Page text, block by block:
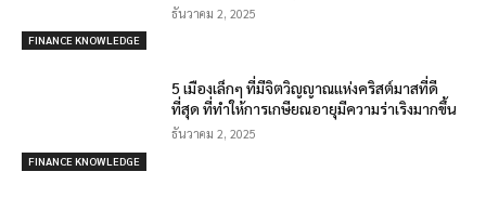
FINANCE KNOWLEDGE
ธันวาคม 2, 2025
FINANCE KNOWLEDGE
5 เมืองเล็กๆ ที่มีจิตวิญญาณแห่งคริสต์มาสที่ดี
ที่สุด ที่ทำให้การเกษียณอายุมีความร่าเริงมากขึ้น
ธันวาคม 2, 2025